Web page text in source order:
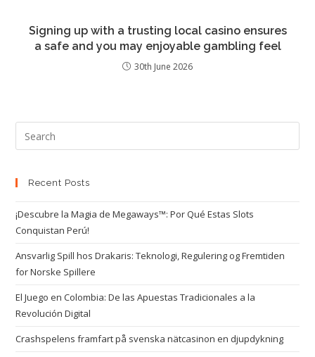
Signing up with a trusting local casino ensures
a safe and you may enjoyable gambling feel
30th June 2026
Recent Posts
¡Descubre la Magia de Megaways™: Por Qué Estas Slots
Conquistan Perú!
Ansvarlig Spill hos Drakaris: Teknologi, Regulering og Fremtiden
for Norske Spillere
El Juego en Colombia: De las Apuestas Tradicionales a la
Revolución Digital
Crashspelens framfart på svenska nätcasinon en djupdykning